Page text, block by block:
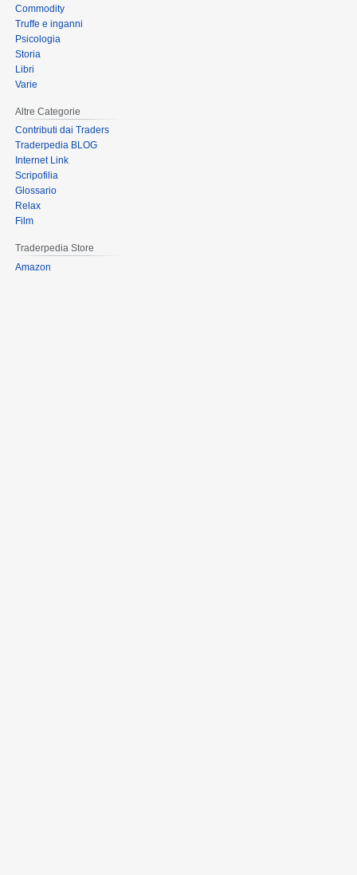
Commodity
Truffe e inganni
Psicologia
Storia
Libri
Varie
Altre Categorie
Contributi dai Traders
Traderpedia BLOG
Internet Link
Scripofilia
Glossario
Relax
Film
Traderpedia Store
Amazon